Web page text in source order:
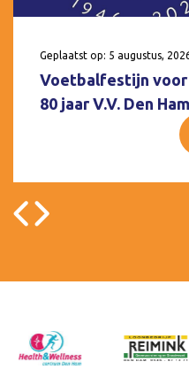
Geplaatst op: 5 augustus,
Voetbalfestijn voor
80 jaar V.V. Den